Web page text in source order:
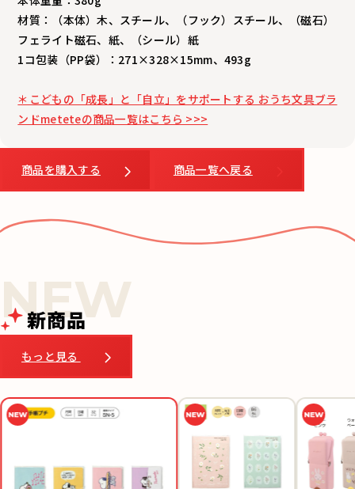
材質：（本体）木、スチール、（フック）スチール、（磁石）
フェライト磁石、紙、（シール）紙
1コ包装（PP袋）：271×328×15mm、493g
＊こどもの「成長」と「自立」をサポートする おうち文具ブラ
ンドmeteteの商品一覧はこちら >>>
商品を購入する 商品一覧へ戻る
新商品
もっと見る